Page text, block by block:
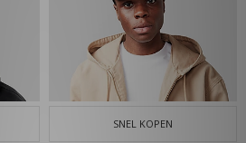
SNEL KOPEN